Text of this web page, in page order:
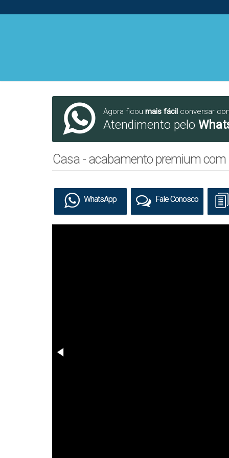
Agora ficou mais fácil conversar
Atendimento pelo
Casa - acabamento premium com
WhatsApp Fale Conosco